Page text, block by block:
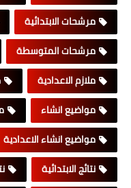
مرشحات الابتدائية
مرشحات المتوسطة
ملازم الاعدادية
مواضيع انشاء
مواضيع انشاء الاعدادية
نتائج الابتدائية